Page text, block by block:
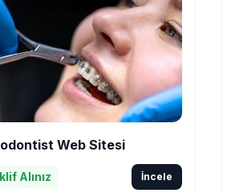
Web Sitesi
Alınız İncele